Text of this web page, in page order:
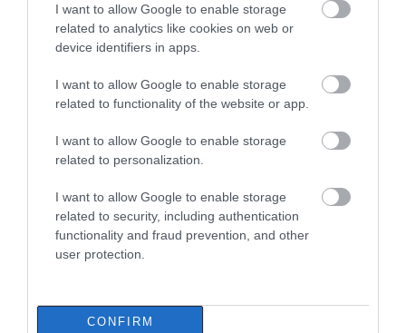
I want to allow Google to enable storage
related to analytics like cookies on web or
device identifiers in apps.
I want to allow Google to enable storage
related to functionality of the website or app.
I want to allow Google to enable storage
related to personalization.
I want to allow Google to enable storage
related to security, including authentication
functionality and fraud prevention, and other
user protection.
CONFIRM
Εορτολόγιο: Ποιοι γιορτάζουν
σήμερα, Παρασκευή 7 Αυγούστου
σήμερα η θερμοκρασία στην
Εύβοια: Σήμερα το τελευταίο
αντίο στον 37χρονο που έχασε τη
ζωή του σε τροχαίο με
αγριογούρουνο
Έπαθε ηλεκτροπληξία
ενώ έκλεβε καλώδια –
εγκατέλειψαν
Προφυλακίστηκε ο